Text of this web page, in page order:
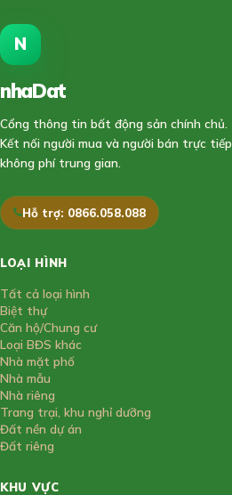
N
nhaDat
Cổng thông tin bất động sản chính chủ.
Kết nối người mua và người bán trực tiếp,
không phí trung gian.
Hỗ trợ: 0866.058.088
LOẠI HÌNH
Tất cả loại hình
Biệt thự
Căn hộ/Chung cư
Loại BĐS khác
Nhà mặt phố
Nhà mẫu
Nhà riêng
Trang trại, khu nghỉ dưỡng
Đất nền dự án
Đất riêng
KHU VỰC